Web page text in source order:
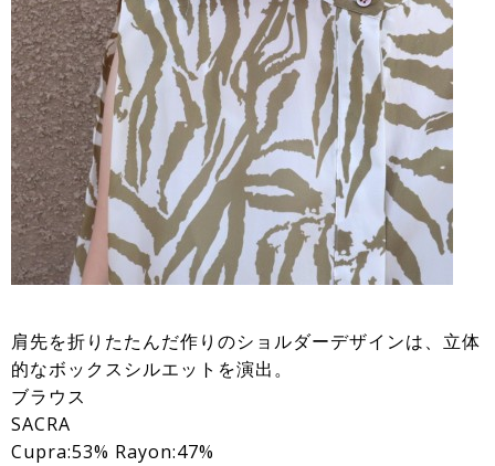
肩先を折りたたんだ作りのショルダーデザインは、立体
的なボックスシルエットを演出。
ブラウス
SACRA
Cupra:53% Rayon:47%